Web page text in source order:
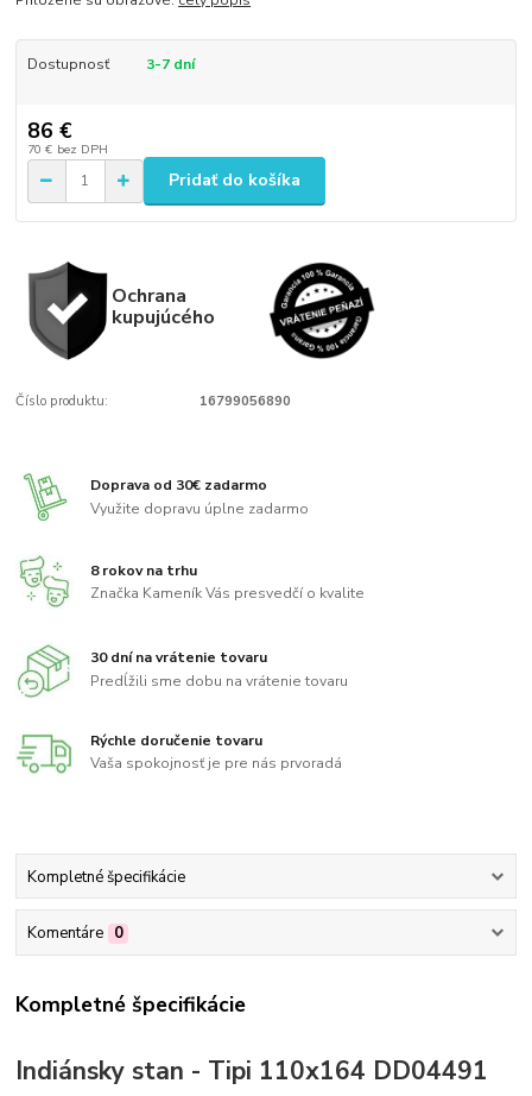
Dostupnosť 3-7 dní
86 €
70 € bez DPH
Pridať do košíka
Ochrana
kupujúcého
Číslo produktu: 16799056890
Doprava od 30€ zadarmo
Využite dopravu úplne zadarmo
8 rokov na trhu
Značka Kameník Vás presvedčí o kvalite
30 dní na vrátenie tovaru
Predĺžili sme dobu na vrátenie tovaru
Rýchle doručenie tovaru
Vaša spokojnosť je pre nás prvoradá
Kompletné špecifikácie
Komentáre 0
Kompletné špecifikácie
Indiánsky stan - Tipi 110x164 DD04491